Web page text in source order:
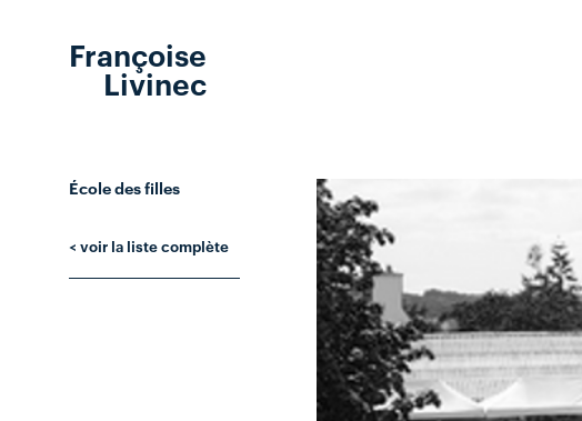
Françoise
Livinec
École des filles
< voir la liste complète